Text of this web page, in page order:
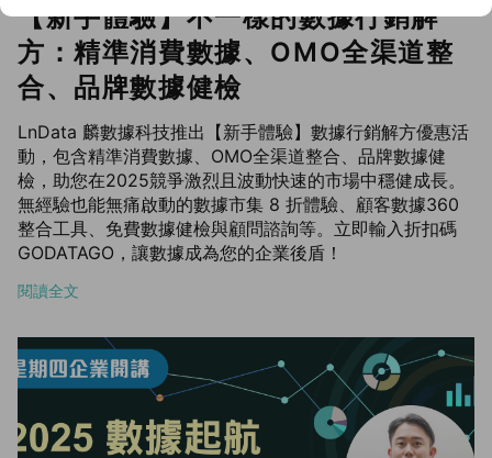
【新手體驗】不一樣的數據行銷解
方：精準消費數據、OMO全渠道整
合、品牌數據健檢
LnData 麟數據科技推出【新手體驗】數據行銷解方優惠活
動，包含精準消費數據、OMO全渠道整合、品牌數據健
檢，助您在2025競爭激烈且波動快速的市場中穩健成長。
無經驗也能無痛啟動的數據市集 8 折體驗、顧客數據360
整合工具、免費數據健檢與顧問諮詢等。立即輸入折扣碼
GODATAGO，讓數據成為您的企業後盾！
閱讀全文